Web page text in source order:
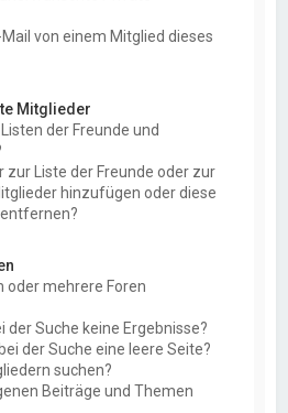
von einem Mitglied dieses
Mitglieder
der Freunde und
zur Liste der Freunde oder zur
hinzufügen oder diese
oder mehrere Foren
der Suche keine Ergebnisse?
der Suche eine leere Seite?
suchen?
Beiträge und Themen